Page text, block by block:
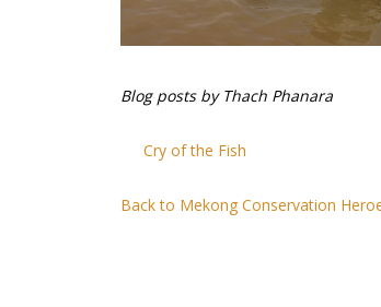
Blog posts by Thach Phanara
Cry of the Fish
Back to Mekong Conservation